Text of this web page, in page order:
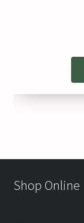
Shop Online